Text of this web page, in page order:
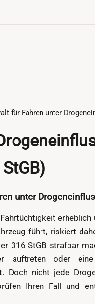
für Fahren unter
unter
führt, riskiert
316 StGB strafbar
auftreten oder
Doch nicht jede
Ihren Fall und